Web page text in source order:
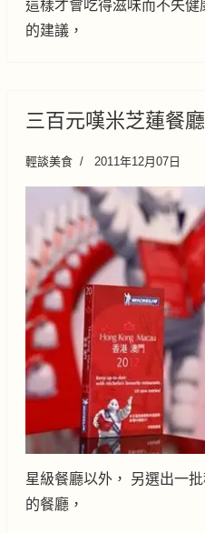
這樣才會吃得滋味而不失
的建議，
三百元嘆米芝蓮餐廳
輕談美食 2011年12月07日
星級餐廳以外， 另選出一
的餐廳，